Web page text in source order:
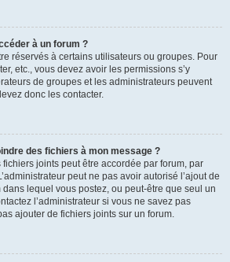
à un forum ?
réservés à certains utilisateurs ou groupes. Pour
etc., vous devez avoir les permissions s’y
de groupes et les administrateurs peuvent
donc les contacter.
des fichiers à mon message ?
fichiers joints peut être accordée par forum, par
peut ne pas avoir autorisé l’ajout de
lequel vous postez, ou peut-être que seul un
l’administrateur si vous ne savez pas
ajouter de fichiers joints sur un forum.